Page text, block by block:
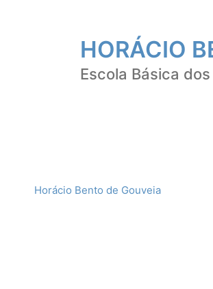
HORÁCIO
Escola Básica
Horácio Bento de Gouveia